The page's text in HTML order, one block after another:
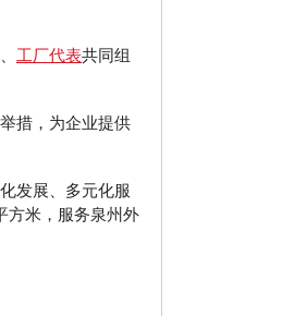
工厂代表共同组
措，为企业提供
发展、多元化服
方米，服务泉州外